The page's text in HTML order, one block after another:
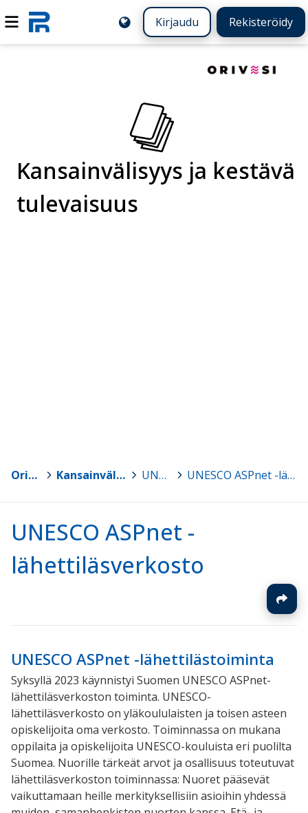
Kirjaudu Rekisteröidy
Kansainvälisyys ja kestävä
tulevaisuus
Orivesi > Kansainvälisyys ja kestävä tulevaisuus > UNESCO > UNESCO ASPnet -lähettiläsverkosto
UNESCO ASPnet -
lähettiläsverkosto
UNESCO ASPnet -lähettilästoiminta
Syksyllä 2023 käynnistyi Suomen UNESCO ASPnet-
lähettiläsverkoston toiminta. UNESCO-
lähettiläsverkosto on yläkoululaisten ja toisen asteen
opiskelijoita oma verkosto. Toiminnassa on mukana
oppilaita ja opiskelijoita UNESCO-kouluista eri puolilta
Suomea. Nuorille tärkeät arvot ja osallisuus toteutuvat
lähettiläsverkoston toiminnassa: Nuoret pääsevät
vaikuttamaan heille merkityksellisiin asioihin yhdessä